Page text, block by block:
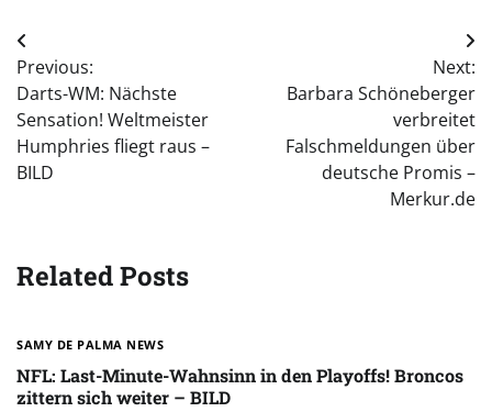
Post
navigation
Previous:
Darts-WM: Nächste
Sensation! Weltmeister
Humphries fliegt raus –
BILD
Next:
Barbara Schöneberger
verbreitet
Falschmeldungen über
deutsche Promis –
Merkur.de
Related Posts
SAMY DE PALMA NEWS
NFL: Last-Minute-Wahnsinn in den Playoffs! Broncos
zittern sich weiter – BILD